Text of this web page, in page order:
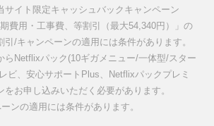
サイト限定キャッシュバックキャンペーン
期費用・工事費、等割引（最大54,340円）」の
/キャンペーンの適用には条件があります。
らNetflixパック(10ギガメニュー/一体型/スター
ビ、安心サポートPlus、Netflixパックプレミ
お申し込みいただく必要があります。
ンの適用には条件があります。